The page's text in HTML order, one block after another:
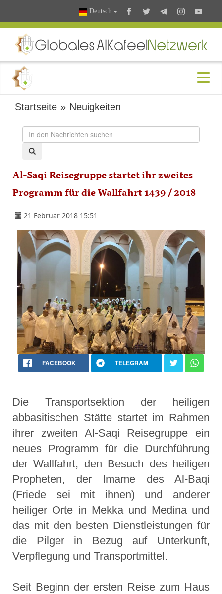
Deutsch
Startseite » Neuigkeiten
Al-Saqi Reisegruppe startet ihr zweites
Programm für die Wallfahrt 1439 / 2018
21 Februar 2018 15:51
FACEBOOK TELEGRAM
Die Transportsektion der heiligen
abbasitischen Stätte startet im Rahmen
ihrer zweiten Al-Saqi Reisegruppe ein
neues Programm für die Durchführung
der Wallfahrt, den Besuch des heiligen
Propheten, der Imame des Al-Baqi
(Friede sei mit ihnen) und anderer
heiliger Orte in Mekka und Medina und
das mit den besten Dienstleistungen für
die Pilger in Bezug auf Unterkunft,
Verpflegung und Transportmittel.
Seit Beginn der ersten Reise zum Haus